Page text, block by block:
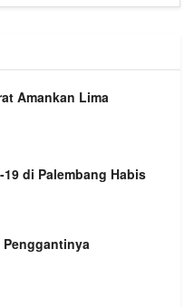
Amankan Lima
di Palembang Habis
Penggantinya